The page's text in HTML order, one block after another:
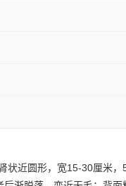
状近圆形，宽15-30厘米，